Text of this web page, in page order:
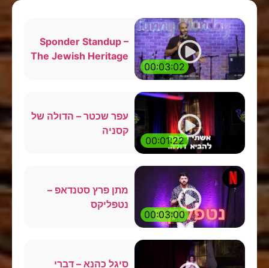
00:03:02
Sponder Standup –
The Jewish Heritage
00:01:22
עפר שכטר – הדולה של
קסניה
00:03:00
מתן פרץ סטנדאפ –
נטפליקס
סיגל כהנא – דברי